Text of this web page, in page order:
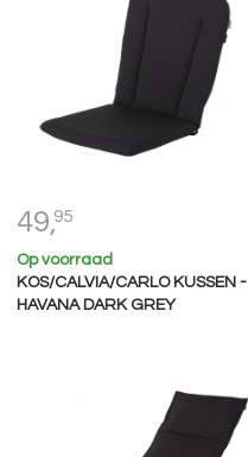
49,95
Op voorraad
KOS/CALVIA/CARLO KUSSEN -
HAVANA DARK GREY